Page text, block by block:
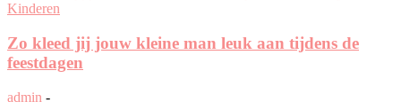
Kinderen
Zo kleed jij jouw kleine man leuk aan tijdens de
feestdagen
admin -